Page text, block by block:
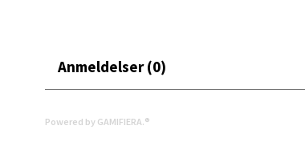
Anmeldelser (0)
Powered by GAMIFIERA.®